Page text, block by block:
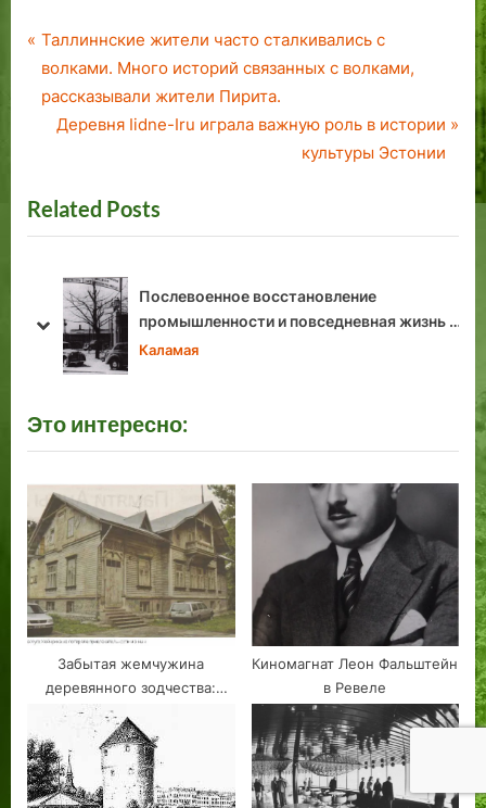
Навигация
по
записям
P
r
e
u
s
s
Таллиннские жители часто сталкивались с
волками. Много историй связанных с волками,
рассказывали жители Пирита.
N
t
P
s
Деревня Iidne-Iru играла важную роль в истории
культуры Эстонии
Related Posts
Религиозная жизнь в Каламая в 1960–
1970-е годы
Каламая
prev
next
Это интересно:
Забытая жемчужина
деревянного зодчества:
Пярну маантеэ, 123b — дача
Хуго Хейнриха
Киномагнат Леон Фальштейн
в Ревеле